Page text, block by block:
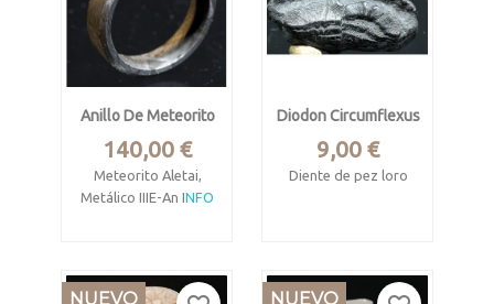
Anillo De Meteorito
Precio
140,00 €
Meteorito Aletai,
Metálico IIIE-An INFO
17"E
Diodon Circumflexus
Precio
9,00 €
Diente de pez loro
Form. Bone Valley
NUEVO NUEVO